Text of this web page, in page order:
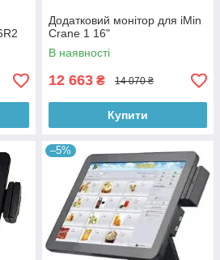
Додатковий монітор для iMin
Crane 1 16"
В наявності
12 663 ₴ 14 070 ₴
Купити
–5%